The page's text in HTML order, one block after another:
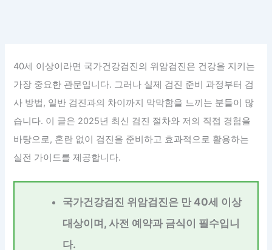
40세 이상이라면 국가건강검진의 위암검진은 건강을 지키는
가장 중요한 관문입니다. 그러나 실제 검진 준비 과정부터 검
사 방법, 일반 검진과의 차이까지 막막함을 느끼는 분들이 많
습니다. 이 글은 2025년 최신 검진 절차와 저의 직접 경험을
바탕으로, 혼란 없이 검진을 준비하고 효과적으로 활용하는
실전 가이드를 제공합니다.
국가건강검진 위암검진은 만 40세 이상
대상이며, 사전 예약과 금식이 필수입니
다.